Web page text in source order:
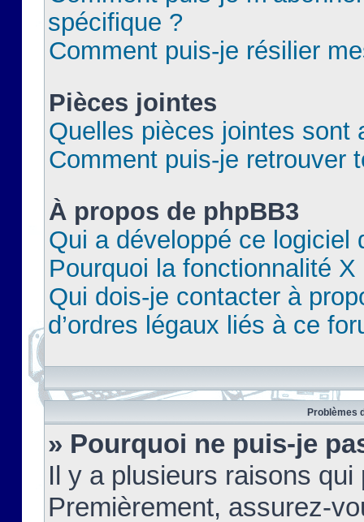
spécifique ?
Comment puis-je résilier
Pièces jointes
Quelles pièces jointes sont
Comment puis-je retrouver
À propos de phpBB3
Qui a développé ce logiciel
Pourquoi la fonctionnalité X
Qui dois-je contacter à
d’ordres légaux liés à ce
Problèmes
» Pourquoi ne puis-je
Il y a plusieurs raisons
Premièrement, assurez-